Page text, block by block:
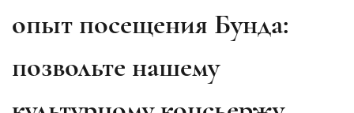
опыт посещения Бунда:
позвольте нашему